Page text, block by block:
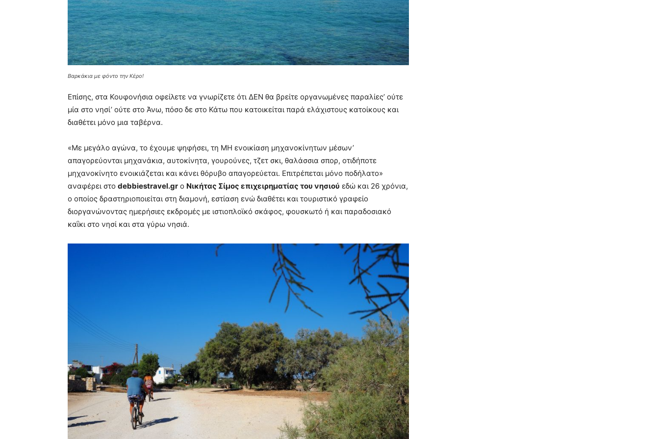
Βαρκάκια με φόντο την Κέρο!
Επίσης, στα Κουφονήσια οφείλετε να γνωρίζετε ότι ΔΕΝ θα βρείτε οργανωμένες παραλίες’ ούτε
μία στο νησί’ ούτε στο Άνω, πόσο δε στο Κάτω που κατοικείται παρά ελάχιστους κατοίκους και
διαθέτει μόνο μια ταβέρνα.
«Με μεγάλο αγώνα, το έχουμε ψηφήσει, τη ΜΗ ενοικίαση μηχανοκίνητων μέσων’
απαγορεύονται μηχανάκια, αυτοκίνητα, γουρούνες, τζετ σκι, θαλάσσια σπορ, οτιδήποτε
μηχανοκίνητο ενοικιάζεται και κάνει θόρυβο απαγορεύεται. Επιτρέπεται μόνο ποδήλατο»
αναφέρει στο debbiestravel.gr ο Νικήτας Σίμος επιχειρηματίας του νησιού εδώ και 26 χρόνια,
ο οποίος δραστηριοποιείται στη διαμονή, εστίαση ενώ διαθέτει και τουριστικό γραφείο
διοργανώνοντας ημερήσιες εκδρομές με ιστιοπλοϊκό σκάφος, φουσκωτό ή και παραδοσιακό
καΐκι στο νησί και στα γύρω νησιά.